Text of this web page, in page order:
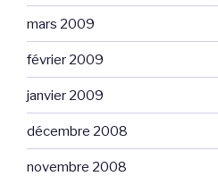
mars 2009
février 2009
janvier 2009
décembre 2008
novembre 2008